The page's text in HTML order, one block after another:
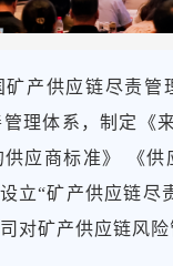
矿产供应链尽责
理体系，制定《
应商标准》 《
立“矿产供应链尽
对矿产供应链风险